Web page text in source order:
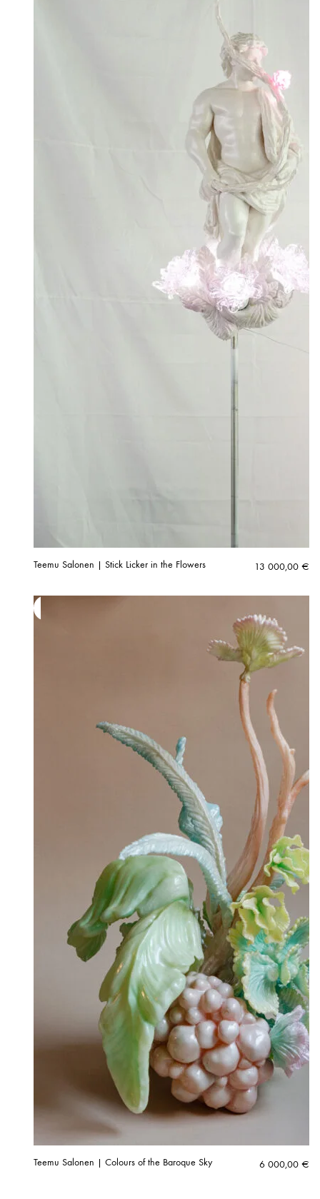
Teemu Salonen | Stick Licker in the Flowers 13 000,00 €
Teemu Salonen | Colours of the Baroque Sky 6 000,00 €